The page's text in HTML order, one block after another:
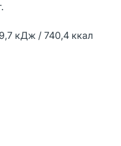
кДж / 740,4 ккал